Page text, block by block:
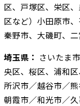
区、戸塚区、栄区
区など）小田原市
秦野市、大磯町、
埼玉県： さいたま
央区、桜区、浦和
所沢市／越谷市／
朝霞市／和光市／